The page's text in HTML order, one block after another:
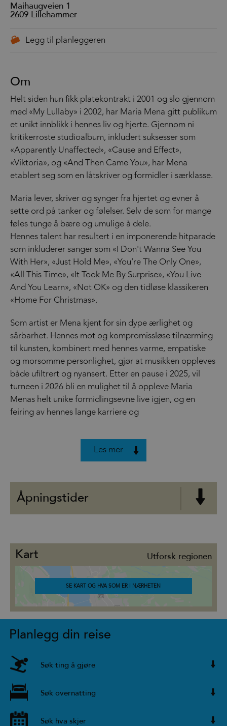
Maihaugveien 1
2609 Lillehammer
Om
Helt siden hun fikk platekontrakt i 2001 og slo gjennom
med «My Lullaby» i 2002, har Maria Mena gitt publikum
et unikt innblikk i hennes liv og hjerte. Gjennom ni
kritikerroste studioalbum, inkludert suksesser som
«Apparently Unaffected», «Cause and Effect»,
«Viktoria», og «And Then Came You», har Mena
etablert seg som en låtskriver og formidler i særklasse.
Maria lever, skriver og synger fra hjertet og evner å
sette ord på tanker og følelser. Selv de som for mange
føles tunge å bære og umulige å dele.
Hennes talent har resultert i en imponerende hitparade
som inkluderer sanger som «I Don't Wanna See You
With Her», «Just Hold Me», «You’re The Only One»,
«All This Time», «It Took Me By Surprise», «You Live
And You Learn», «Not OK» og den tidløse klassikeren
«Home For Christmas».
Som artist er Mena kjent for sin dype ærlighet og
sårbarhet. Hennes mot og kompromissløse tilnærming
til kunsten, kombinert med hennes varme, empatiske
og morsomme personlighet, gjør at musikken oppleves
både ufiltrert og nyansert. Etter en pause i 2025, vil
turneen i 2026 bli en mulighet til å oppleve Maria
Menas helt unike formidlingsevne live igjen, og en
feiring av hennes lange karriere og
Les mer
Åpningstider
Kart Utforsk regionen
SE KART OG HVA SOM ER I NÆRHETEN
Planlegg din reise
Søk ting å gjøre
Søk overnatting
Søk hva skjer